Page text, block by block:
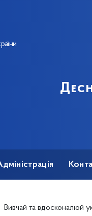
Вивчай та вдосконалюй українську